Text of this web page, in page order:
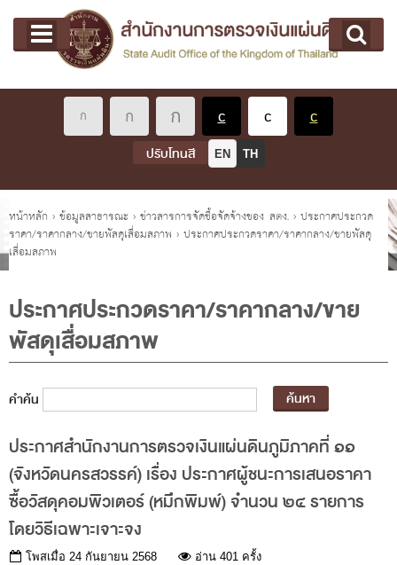
Main menu
หน้าแรก
เกี่ยวกับ คตง.
นโยบายการตรวจเงินแผ่นดิน
หลักเกณฑ์มาตรฐานเกี่ยวกับการตรวจเงินแผ่นดิน
ผู้ว่าการตรวจเงินแผ่นดิน
การบริหารและพัฒนาทรัพยากรบุคคล
ประวัติสำนักงานการตรวจเงินแผ่นดิน
พรป. ว่าด้วยการตรวจเงินแผ่นดิน พ.ศ. 2561
แผนปฏิบัติราชการ ระยะ 5 ปี (พ.ศ. 2566 - 2570)
พระราชดำรัส รัชกาลที่ 9
รองผู้ว่าการตรวจเงินแผ่นดิน
ผู้ตรวจเงินแผ่นดิน (สตภ.1-15)
ที่ปรึกษาการตรวจเงินแผ่นดิน
ผู้ช่วยผู้ว่าการตรวจเงินแผ่นดิน
ปรับโทนสี EN TH
คุณอยู่ที่
หน้าหลัก › ข้อมูลสาธารณะ › ข่าวสารการจัดซื้อจัดจ้างของ สตง. › ประกาศประกวด
ราคา/ราคากลาง/ขายพัสดุเสื่อมสภาพ › ประกาศประกวดราคา/ราคากลาง/ขายพัสดุ
เสื่อมสภาพ
ประกาศประกวดราคา/ราคากลาง/ขาย
พัสดุเสื่อมสภาพ
คำค้น
ประกาศสำนักงานการตรวจเงินแผ่นดินภูมิภาคที่ ๑๑
(จังหวัดนครสวรรค์) เรื่อง ประกาศผู้ชนะการเสนอราคา
ซื้อวัสดุคอมพิวเตอร์ (หมึกพิมพ์) จำนวน ๒๔ รายการ
โดยวิธีเฉพาะเจาะจง
โพสเมื่อ 24 กันยายน 2568 อ่าน 401 ครั้ง